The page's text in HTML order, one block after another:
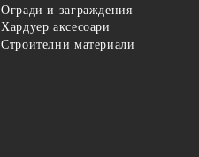
Огради и заграждения
Хардуер аксесоари
Строителни материали